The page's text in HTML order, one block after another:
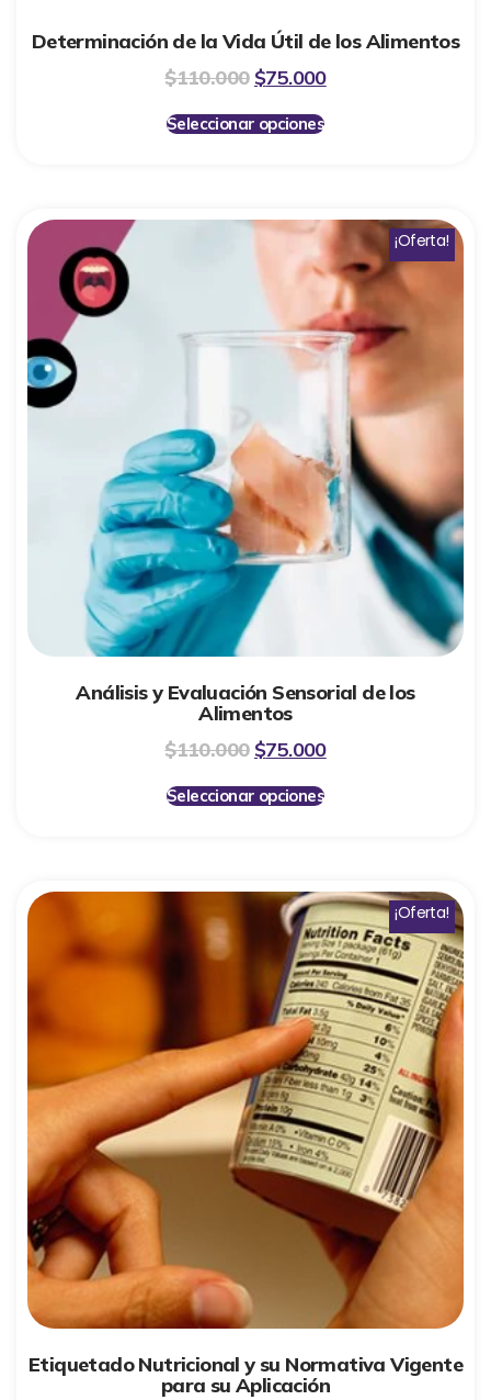
Determinación de la Vida Útil de los Alimentos
$110.000 $75.000
Seleccionar opciones
¡Oferta!
Análisis y Evaluación Sensorial de los
Alimentos
$110.000 $75.000
Seleccionar opciones
¡Oferta!
Etiquetado Nutricional y su Normativa Vigente
para su Aplicación